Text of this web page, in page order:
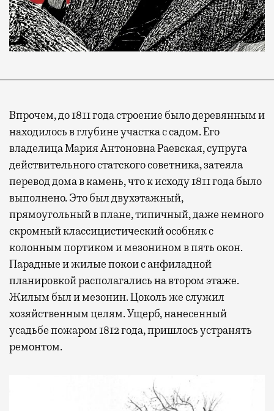
Впрочем, до 1811 года строение было деревянным и
находилось в глубине участка с садом. Его
владелица Мария Антоновна Раевская, супруга
действительного статского советника, затеяла
перевод дома в камень, что к исходу 1811 года было
выполнено. Это был двухэтажный,
прямоугольный в плане, типичный, даже немного
скромный классицистический особняк с
колонным портиком и мезонином в пять окон.
Парадные и жилые покои с анфиладной
планировкой располагались на втором этаже.
Жилым был и мезонин. Цоколь же служил
хозяйственным целям. Ущерб, нанесенный
усадьбе пожаром 1812 года, пришлось устранять
ремонтом.